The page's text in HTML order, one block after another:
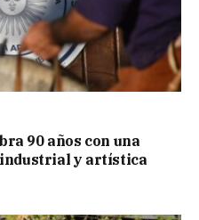
90 años con una
y artística